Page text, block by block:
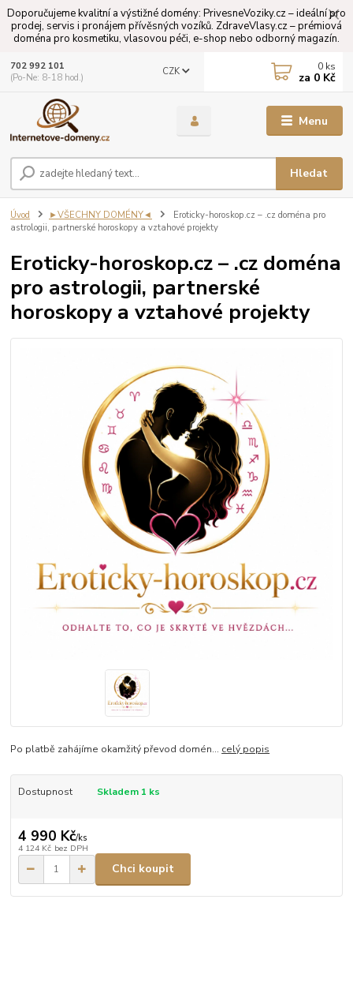
Doporučujeme kvalitní a výstižné domény: PrivesneVoziky.cz – ideální pro
prodej, servis i pronájem přívěsných vozíků. ZdraveVlasy.cz – prémiová
doména pro kosmetiku, vlasovou péči, e-shop nebo odborný magazín.
Menu
CZK
Hledat
702 992 101
(Po-Ne: 8-18 hod.)
0 ks
za 0 Kč
Úvod ►VŠECHNY DOMÉNY◄
Eroticky-horoskop.cz – .cz doména pro
astrologii, partnerské horoskopy a vztahové projekty
Eroticky-horoskop.cz – .cz doména
pro astrologii, partnerské
horoskopy a vztahové projekty
Po platbě zahájíme okamžitý převod domén... celý popis
Dostupnost Skladem 1 ks
4 990 Kč/ks
4 124 Kč bez DPH
Chci koupit